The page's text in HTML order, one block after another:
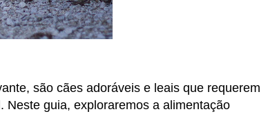
são cães adoráveis e leais que requerem
guia, exploraremos a alimentação